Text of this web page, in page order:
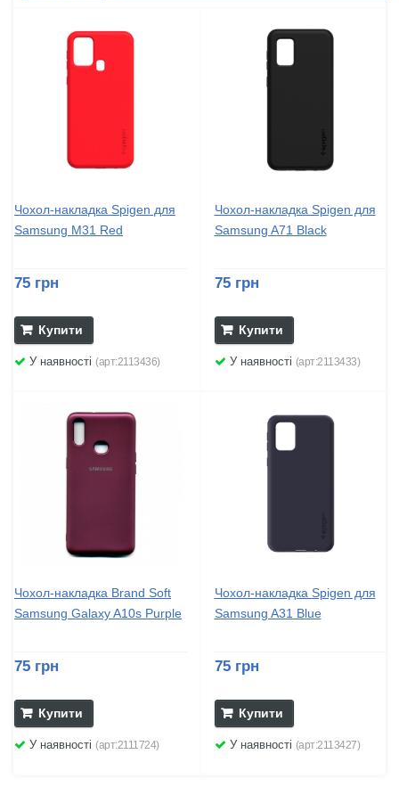
Чохол-накладка Spigen для
Samsung M31 Red
75 грн
Купити
У наявності (арт:2113436)
Чохол-накладка Spigen для
Samsung A71 Black
75 грн
Купити
У наявності (арт:2113433)
Чохол-накладка Brand Soft
Samsung Galaxy A10s Purple
75 грн
Купити
У наявності (арт:2111724)
Чохол-накладка Spigen для
Samsung A31 Blue
75 грн
Купити
У наявності (арт:2113427)